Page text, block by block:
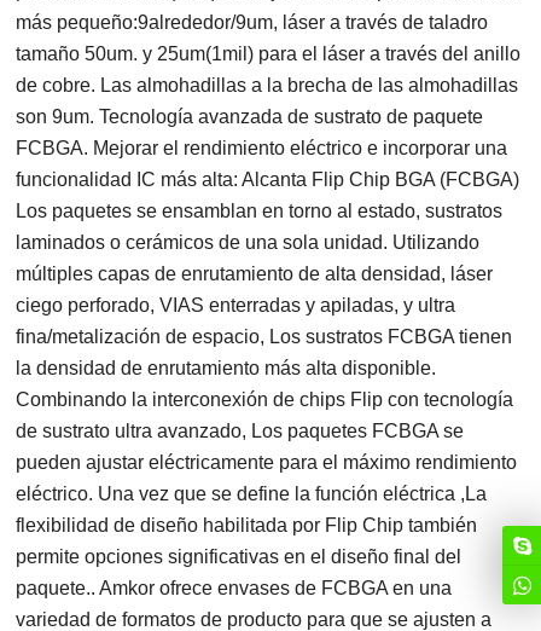
más pequeño:9alrededor/9um, láser a través de taladro
tamaño 50um. y 25um(1mil) para el láser a través del anillo
de cobre. Las almohadillas a la brecha de las almohadillas
son 9um. Tecnología avanzada de sustrato de paquete
FCBGA. Mejorar el rendimiento eléctrico e incorporar una
funcionalidad IC más alta: Alcanta Flip Chip BGA (FCBGA)
Los paquetes se ensamblan en torno al estado, sustratos
laminados o cerámicos de una sola unidad. Utilizando
múltiples capas de enrutamiento de alta densidad, láser
ciego perforado, VIAS enterradas y apiladas, y ultra
fina/metalización de espacio, Los sustratos FCBGA tienen
la densidad de enrutamiento más alta disponible.
Combinando la interconexión de chips Flip con tecnología
de sustrato ultra avanzado, Los paquetes FCBGA se
pueden ajustar eléctricamente para el máximo rendimiento
eléctrico. Una vez que se define la función eléctrica ,La
flexibilidad de diseño habilitada por Flip Chip también
permite opciones significativas en el diseño final del
paquete.. Amkor ofrece envases de FCBGA en una
variedad de formatos de producto para que se ajusten a